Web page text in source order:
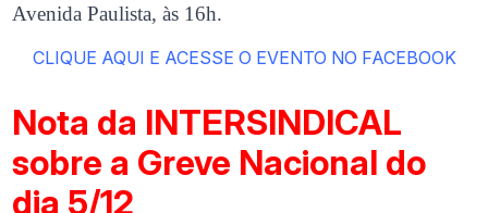
Avenida Paulista, às 16h.
CLIQUE AQUI E ACESSE O EVENTO NO FACEBOOK
Nota da INTERSINDICAL
sobre a Greve Nacional do
dia 5/12